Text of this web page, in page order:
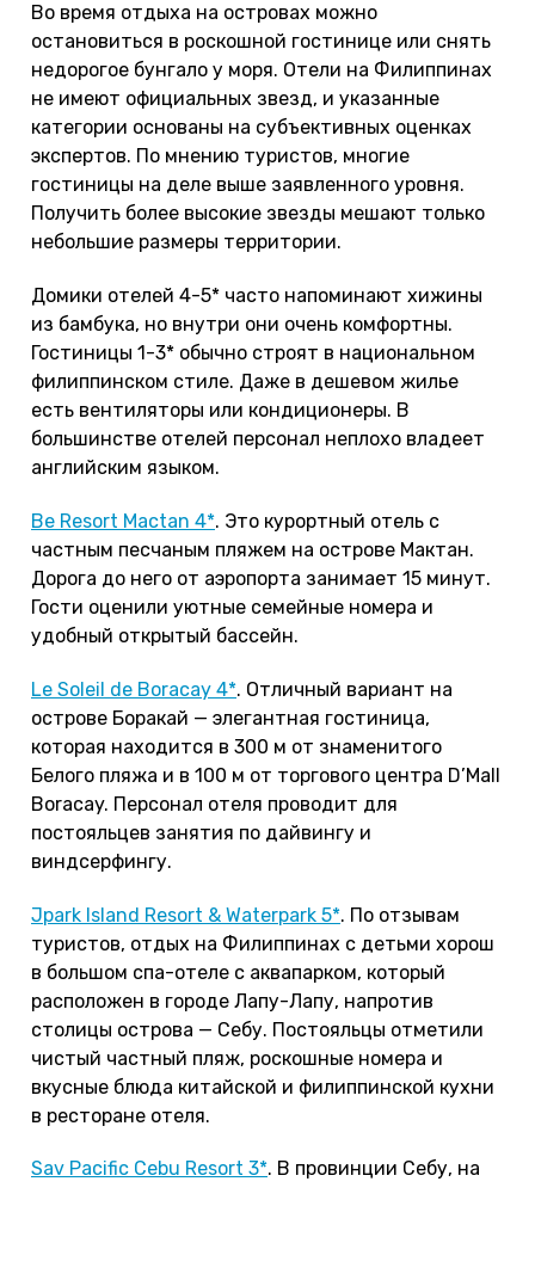
Во время отдыха на островах можно
остановиться в роскошной гостинице или снять
недорогое бунгало у моря. Отели на Филиппинах
не имеют официальных звезд, и указанные
категории основаны на субъективных оценках
экспертов. По мнению туристов, многие
гостиницы на деле выше заявленного уровня.
Получить более высокие звезды мешают только
небольшие размеры территории.
Домики отелей 4-5* часто напоминают хижины
из бамбука, но внутри они очень комфортны.
Гостиницы 1-3* обычно строят в национальном
филиппинском стиле. Даже в дешевом жилье
есть вентиляторы или кондиционеры. В
большинстве отелей персонал неплохо владеет
английским языком.
Be Resort Mactan 4*. Это курортный отель с
частным песчаным пляжем на острове Мактан.
Дорога до него от аэропорта занимает 15 минут.
Гости оценили уютные семейные номера и
удобный открытый бассейн.
Le Soleil de Boracay 4*. Отличный вариант на
острове Боракай — элегантная гостиница,
которая находится в 300 м от знаменитого
Белого пляжа и в 100 м от торгового центра D’Mall
Boracay. Персонал отеля проводит для
постояльцев занятия по дайвингу и
виндсерфингу.
Jpark Island Resort & Waterpark 5*. По отзывам
туристов, отдых на Филиппинах с детьми хорош
в большом спа-отеле с аквапарком, который
расположен в городе Лапу-Лапу, напротив
столицы острова — Себу. Постояльцы отметили
чистый частный пляж, роскошные номера и
вкусные блюда китайской и филиппинской кухни
в ресторане отеля.
Sav Pacific Cebu Resort 3*. В провинции Себу, на